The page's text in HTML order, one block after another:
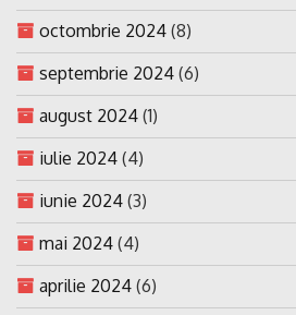
octombrie 2024 (8)
septembrie 2024 (6)
august 2024 (1)
iulie 2024 (4)
iunie 2024 (3)
mai 2024 (4)
aprilie 2024 (6)